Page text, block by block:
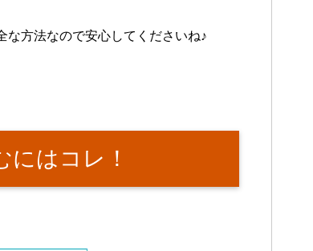
な方法なので安心してくださいね♪
はコレ！